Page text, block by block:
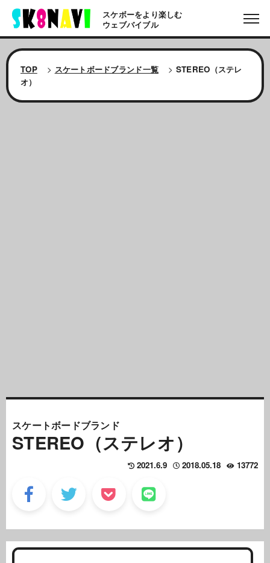
スケボーをより楽しむ
ウェブバイブル
TOP > スケートボードブランド一覧 > STEREO（ステレ
オ）
スケートボードブランド
STEREO（ステレオ）
13772
2018.05.18
2021.6.9